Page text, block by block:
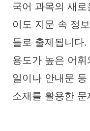
국어 과목의 새
이도 지문 속 정
들로 출제됩니다
용도가 높은 어
일이나 안내문
소재를 활용한